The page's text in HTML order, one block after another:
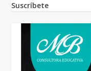
Suscríbete